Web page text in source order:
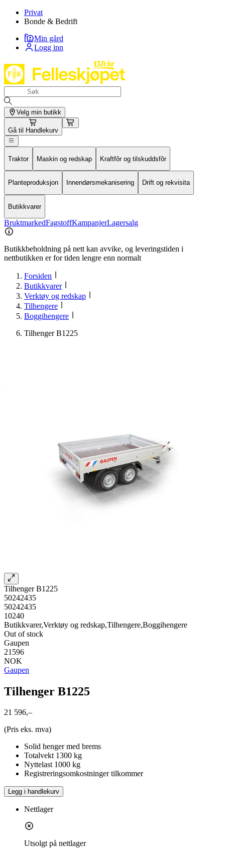
Privat
Bonde & Bedrift
Min gård
Logg inn
Velg min butikk
Gå til Handlekurv
Traktor Maskin og redskap Kraftfôr og tilskuddsfôr
Planteproduksjon Innendørsmekanisering Drift og rekvisita
Butikkvarer
BruktmarkedFagstoffKampanjerLagersalg
Butikkbeholdning på nett kan avvike, og leveringstiden i
nettbutikken er for tiden lengre enn normalt
Forsiden
Butikkvarer
Verktøy og redskap
Tilhengere
Boggihengere
Tilhenger B1225
Tilhenger B1225
50242435
50242435
10240
Butikkvarer,Verktøy og redskap,Tilhengere,Boggihengere
Out of stock
Gaupen
21596
NOK
Gaupen
Tilhenger B1225
21 596,–
(Pris eks. mva)
Solid henger med brems
Totalvekt 1300 kg
Nyttelast 1000 kg
Registreringsomkostninger tilkommer
Legg i handlekurv
Nettlager
Utsolgt på nettlager